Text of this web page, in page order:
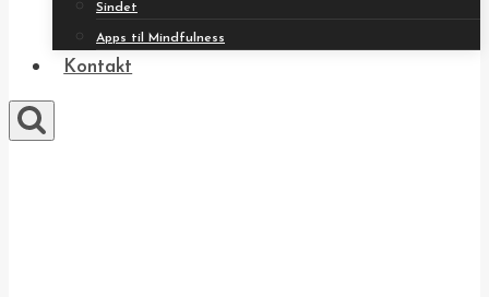
Sindet
Apps til Mindfulness
Kontakt